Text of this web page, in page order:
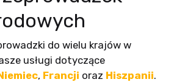
do wielu krajów w
usługi dotyczące
, Francji oraz Hiszpanii.